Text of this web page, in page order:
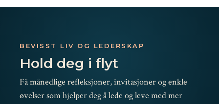
BEVISST LIV OG LEDERSKAP
Hold deg i flyt
Få månedlige refleksjoner, invitasjoner og enkle
øvelser som hjelper deg å lede og leve med mer